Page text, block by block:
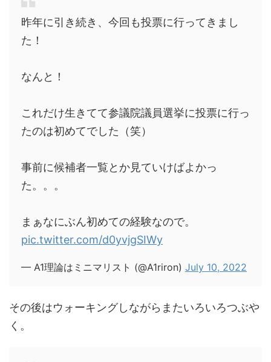
昨年に引き続き、今回も投票に行ってきまし
た！
なんと！
これだけ生きてて参議院議員選挙に投票に行っ
たのは初めてでした（笑）
事前に候補者一覧とか見ていけばよかっ
た。。。
まぁなにぶん初めての経験なので。
pic.twitter.com/d0yvjgSIWy
— A1理論はミニマリスト (@A1riron) July 10, 2022
その後はウォーキングしながらまたいろいろつぶや
く。